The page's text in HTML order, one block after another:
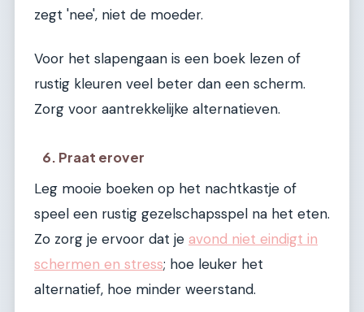
zegt 'nee', niet de moeder.
Voor het slapengaan is een boek lezen of
rustig kleuren veel beter dan een scherm.
Zorg voor aantrekkelijke alternatieven.
6. Praat erover
Leg mooie boeken op het nachtkastje of
speel een rustig gezelschapsspel na het eten.
Zo zorg je ervoor dat je avond niet eindigt in
schermen en stress; hoe leuker het
alternatief, hoe minder weerstand.